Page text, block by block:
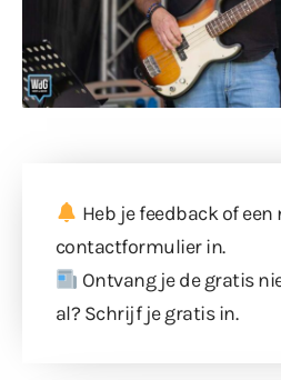
Heb je feedback of
contactformulierin.
Ontvang je de gratis
al? Schrijf je gratis in.